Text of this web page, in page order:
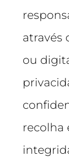
através
ou
recolha